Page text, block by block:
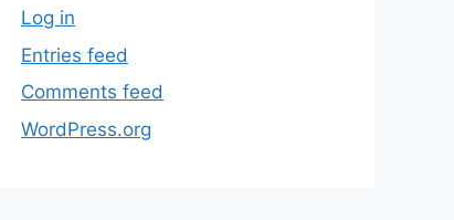
Log in
Entries feed
Comments feed
WordPress.org